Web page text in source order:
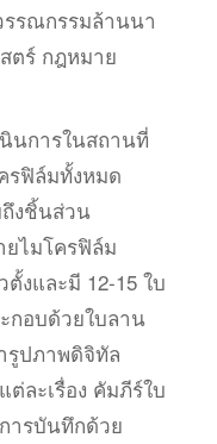
รณกรรมล้านนา
ตร์ กฎหมาย
นการในสถานที่
รฟิล์มทั้งหมด
งชิ้นส่วน
ไมโครฟิล์ม
งและมี 12-15 ใบ
กอบด้วยใบลาน
รูปภาพดิจิทัล
ละเรื่อง คัมภีร์ใบ
ารบันทึกด้วย